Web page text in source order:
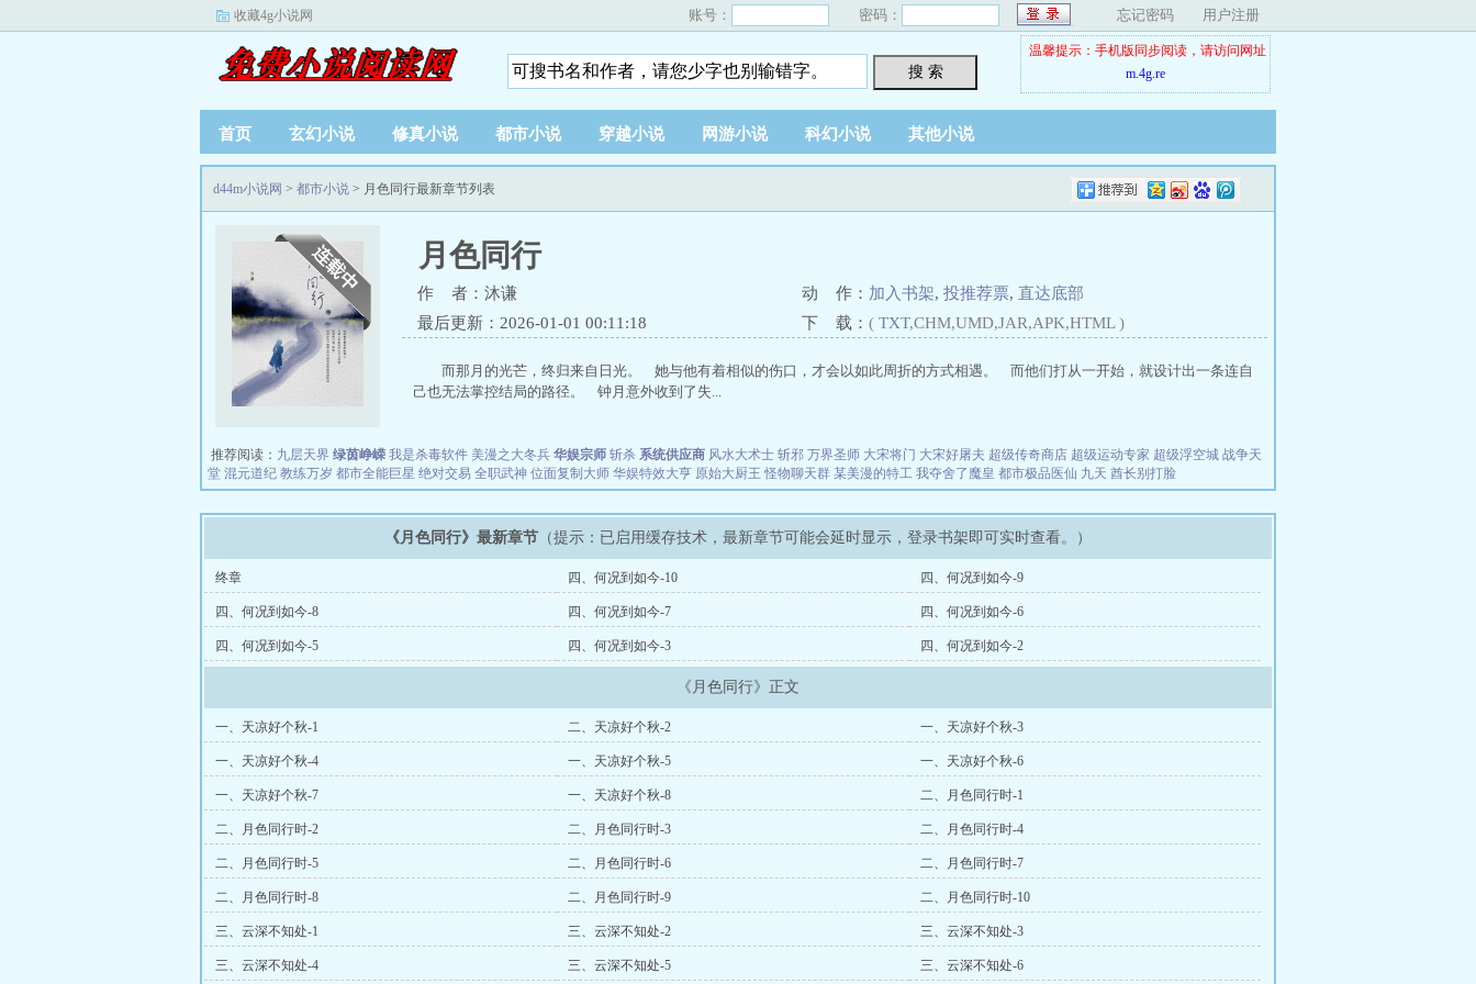
收藏4g小说网 账号： 密码： 忘记密码 用户注册
搜 索
温馨提示：手机版同步阅读，请访问网址
m.4g.re
首页 玄幻小说 修真小说 都市小说 穿越小说 网游小说 科幻小说 其他小说
d44m小说网 > 都市小说 > 月色同行最新章节列表
月色同行
作 者：沐谦 动 作： 加入书架, 投推荐票, 直达底部
最后更新：2026-01-01 00:11:18
下 载： ( TXT,CHM,UMD,JAR,APK,HTML )
而那月的光芒，终归来自日光。 她与他有着相似的伤口，才会以如此周折的方式相遇。 而他们打从一开始，就设计出一条连自
己也无法掌控结局的路径。 钟月意外收到了失...
推荐阅读： 九层天界 绿茵峥嵘 我是杀毒软件 美漫之大冬兵 华娱宗师 斩杀 系统供应商 风水大术士 斩邪 万界圣师 大宋将门 大宋好屠夫 超级传奇商店 超级运动专家 超级浮空城 战争天
堂 混元道纪 教练万岁 都市全能巨星 绝对交易 全职武神 位面复制大师 华娱特效大亨 原始大厨王 怪物聊天群 某美漫的特工 我夺舍了魔皇 都市极品医仙 九天 酋长别打脸
《月色同行》最新章节 （提示：已启用缓存技术，最新章节可能会延时显示，登录书架即可实时查看。）
终章 四、何况到如今-10 四、何况到如今-9
四、何况到如今-8 四、何况到如今-7 四、何况到如今-6
四、何况到如今-5 四、何况到如今-3 四、何况到如今-2
《月色同行》正文
一、天凉好个秋-1 二、天凉好个秋-2 一、天凉好个秋-3
一、天凉好个秋-4 一、天凉好个秋-5 一、天凉好个秋-6
一、天凉好个秋-7 一、天凉好个秋-8 二、月色同行时-1
二、月色同行时-2 二、月色同行时-3 二、月色同行时-4
二、月色同行时-5 二、月色同行时-6 二、月色同行时-7
二、月色同行时-8 二、月色同行时-9 二、月色同行时-10
三、云深不知处-1 三、云深不知处-2 三、云深不知处-3
三、云深不知处-4 三、云深不知处-5 三、云深不知处-6